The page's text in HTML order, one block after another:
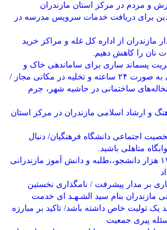
و مردم در مرکز استان مازندران
برای دریافت خدمات سرویس مدرسه در
مازندران از اداره کل غله و مراکز خرید
نان را کاهش دهیم.
پسماند ساری برای ساماندهی خاک و
نخاله های ساختمانی به صورت ۲۴ ساعته و تخلیه در مکانی مجاز /
نخاله‌های ساختمانی در حاشیه شهر، جرم
و ارشاد اسلامی مازندران در مرکز استان
اجتماعی دانشگاه فرهنگیان/ دنبال
متاهلی باشید.
بهره مندی بیش از ۱۷ هزار دانشجو،،طلبه و دانش آموز مازندرانی
بر مدار پیشرفت / نامگذاری نخستین
مازندران بنام سید الشـهـد ای خدمت
یک تولیت خاص داشته باشد/ تاکید بر مبارزه
پیری جمعیت